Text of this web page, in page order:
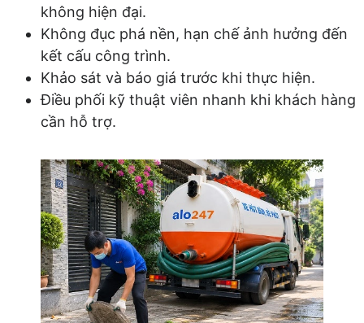
không hiện đại.
Không đục phá nền, hạn chế ảnh hưởng đến
kết cấu công trình.
Khảo sát và báo giá trước khi thực hiện.
Điều phối kỹ thuật viên nhanh khi khách hàng
cần hỗ trợ.